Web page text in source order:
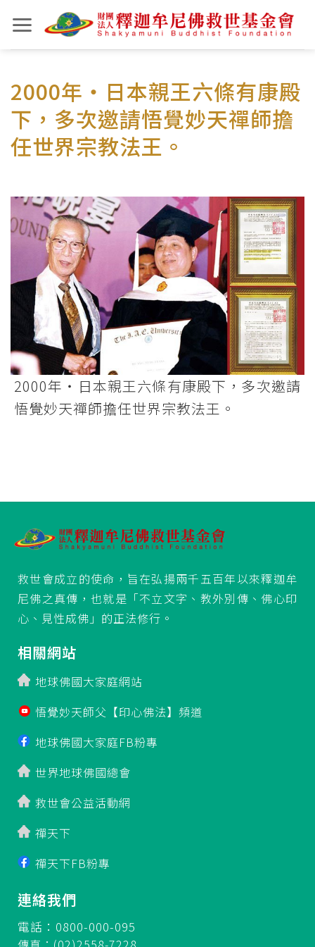
to
content
2000年‧日本親王六條有康殿
下，多次邀請悟覺妙天禪師擔
任世界宗教法王。
2000年‧日本親王六條有康殿下，多次邀請
悟覺妙天禪師擔任世界宗教法王。
救世會成立的使命，旨在弘揚兩千五百年以來釋迦牟
尼佛之真傳，也就是「不立文字、教外別傳、佛心印
心、見性成佛」的正法修行。
相關網站
地球佛國大家庭網站
悟覺妙天師父【印心佛法】頻道
地球佛國大家庭FB粉專
世界地球佛國總會
救世會公益活動網
禪天下
禪天下FB粉專
連絡我們
電話：0800-000-095